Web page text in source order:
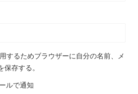
するためブラウザーに自分の名前、メ
存する。
ルで通知